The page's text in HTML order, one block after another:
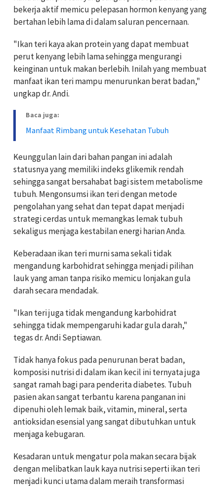
bekerja aktif memicu pelepasan hormon kenyang yang
bertahan lebih lama di dalam saluran pencernaan.
"Ikan teri kaya akan protein yang dapat membuat
perut kenyang lebih lama sehingga mengurangi
keinginan untuk makan berlebih. Inilah yang membuat
manfaat ikan teri mampu menurunkan berat badan,"
ungkap dr. Andi.
Baca juga:
Manfaat Rimbang untuk Kesehatan Tubuh
Keunggulan lain dari bahan pangan ini adalah
statusnya yang memiliki indeks glikemik rendah
sehingga sangat bersahabat bagi sistem metabolisme
tubuh. Mengonsumsi ikan teri dengan metode
pengolahan yang sehat dan tepat dapat menjadi
strategi cerdas untuk memangkas lemak tubuh
sekaligus menjaga kestabilan energi harian Anda.
Keberadaan ikan teri murni sama sekali tidak
mengandung karbohidrat sehingga menjadi pilihan
lauk yang aman tanpa risiko memicu lonjakan gula
darah secara mendadak.
"Ikan teri juga tidak mengandung karbohidrat
sehingga tidak mempengaruhi kadar gula darah,"
tegas dr. Andi Septiawan.
Tidak hanya fokus pada penurunan berat badan,
komposisi nutrisi di dalam ikan kecil ini ternyata juga
sangat ramah bagi para penderita diabetes. Tubuh
pasien akan sangat terbantu karena panganan ini
dipenuhi oleh lemak baik, vitamin, mineral, serta
antioksidan esensial yang sangat dibutuhkan untuk
menjaga kebugaran.
Kesadaran untuk mengatur pola makan secara bijak
dengan melibatkan lauk kaya nutrisi seperti ikan teri
menjadi kunci utama dalam meraih transformasi